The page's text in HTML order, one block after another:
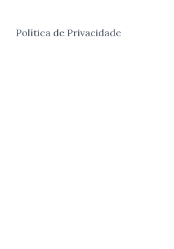
Política de Privacidade